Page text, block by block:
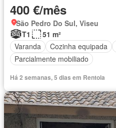
400 €/mês
São Pedro Do Sul, Viseu
T1
51 m²
Varanda
Cozinha equipada
Parcialmente mobiliado
Há 2 semanas, 5 dias em Rentola